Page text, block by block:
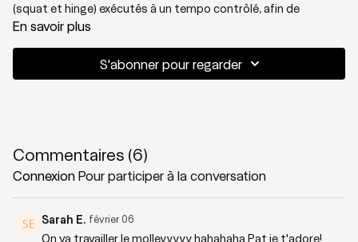
(squat et hinge) exécutés à un tempo contrôlé, afin de
développer force et maîtrise sans précipitation. Le deuxième
aux fentes des semaines à venir. La séance se termine par un
Thématique : Force structurée
Niveau : 2+
En savoir plus
S'abonner pour regarder
Commentaires (6)
Connexion Pour participer à la conversation
Sarah E. février 06
On va travailler le molleyyyyy hahahaha Pat je t'adore!